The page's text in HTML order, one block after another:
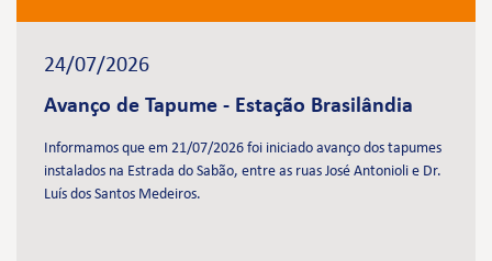
24/07/2026
Avanço de Tapume - Estação Brasilândia
Informamos que em 21/07/2026 foi iniciado avanço dos tapumes
instalados na Estrada do Sabão, entre as ruas José Antonioli e Dr.
Luís dos Santos Medeiros.